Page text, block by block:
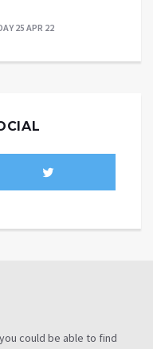
25 APR 22
could be able to find